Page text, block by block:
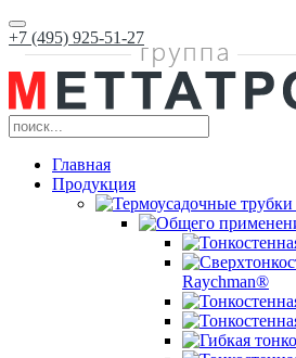
+7 (495) 925-51-27
Главная
Продукция
Raychman®